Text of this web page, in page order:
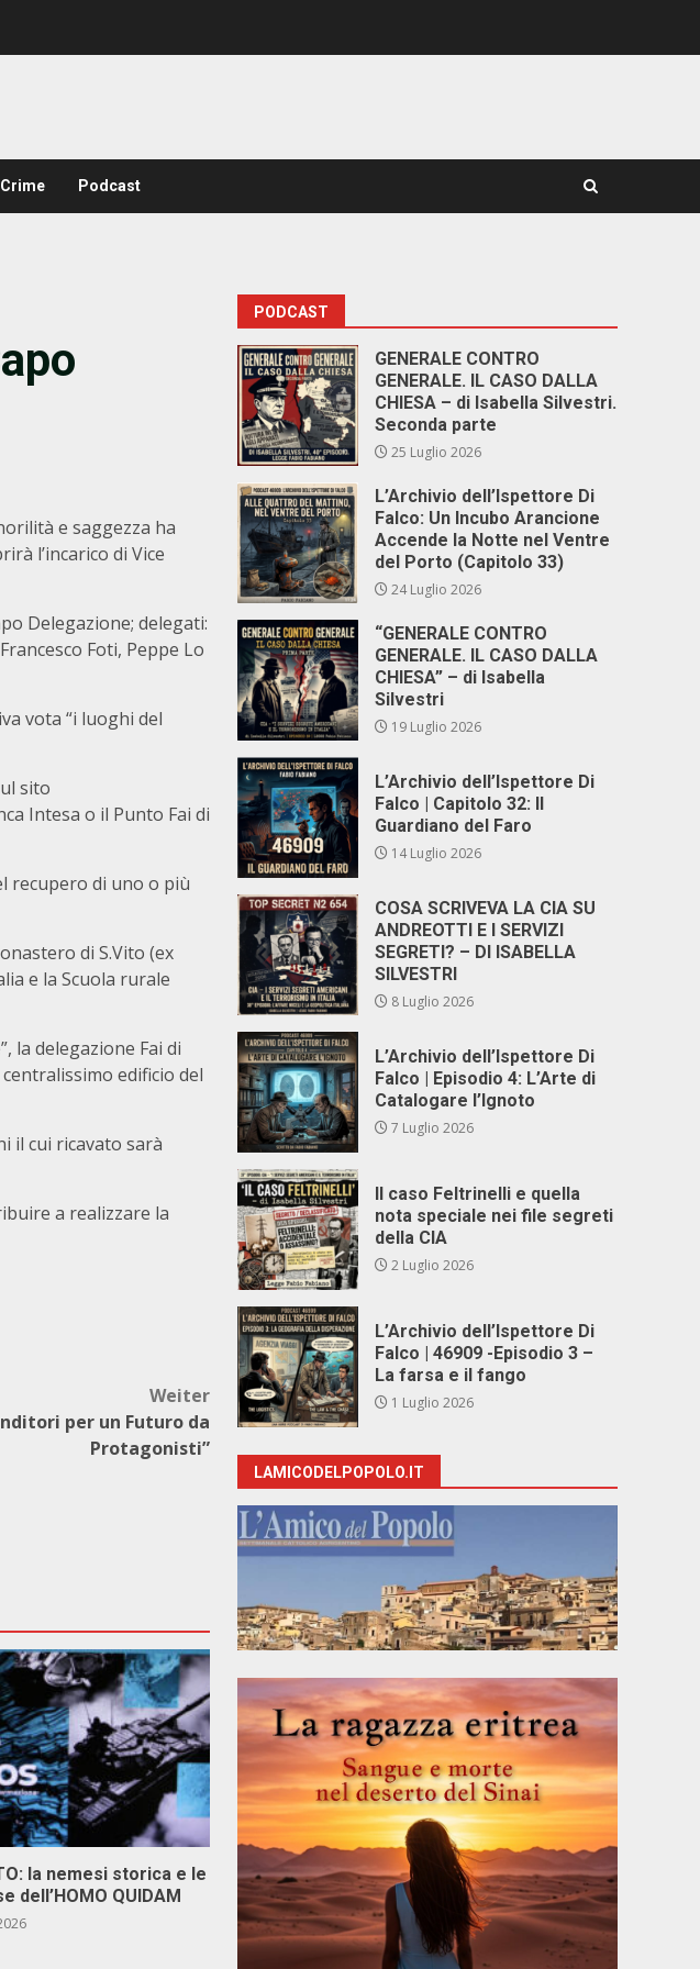
Crime Podcast
e saggezza ha
l’incarico di Vice
Delegazione; delegati:
Foti, Peppe Lo
vota “i luoghi del
sito
Intesa o il Punto Fai di
recupero di uno o più
di S.Vito (ex
e la Scuola rurale
la delegazione Fai di
edificio del
il cui ricavato sarà
a realizzare la
Weiter
per un Futuro da
Protagonisti”
la nemesi storica e le
dell’HOMO QUIDAM
PODCAST
GENERALE CONTRO
GENERALE. IL CASO DALLA
CHIESA – di Isabella Silvestri.
Seconda parte
25 Luglio 2026
L’Archivio dell’Ispettore Di
Falco: Un Incubo Arancione
Accende la Notte nel Ventre
del Porto (Capitolo 33)
24 Luglio 2026
“GENERALE CONTRO
GENERALE. IL CASO DALLA
CHIESA” – di Isabella
Silvestri
19 Luglio 2026
L’Archivio dell’Ispettore Di
Falco | Capitolo 32: Il
Guardiano del Faro
14 Luglio 2026
COSA SCRIVEVA LA CIA SU
ANDREOTTI E I SERVIZI
SEGRETI? – DI ISABELLA
SILVESTRI
8 Luglio 2026
L’Archivio dell’Ispettore Di
Falco | Episodio 4: L’Arte di
Catalogare l’Ignoto
7 Luglio 2026
Il caso Feltrinelli e quella
nota speciale nei file segreti
della CIA
2 Luglio 2026
L’Archivio dell’Ispettore Di
Falco | 46909 -Episodio 3 –
La farsa e il fango
1 Luglio 2026
LAMICODELPOPOLO.IT